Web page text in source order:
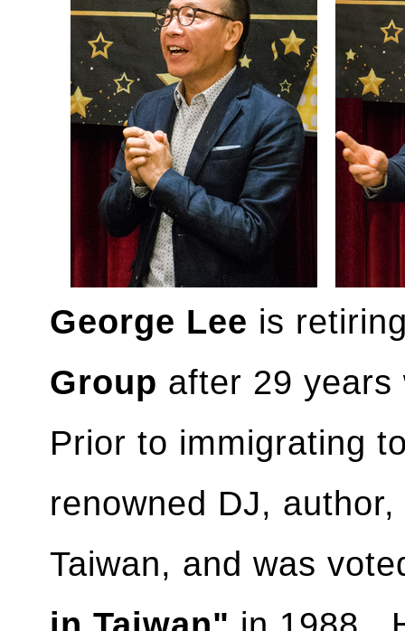
George Lee is
Group after 29 years
Prior to immigrating
renowned DJ,
Taiwan, and was